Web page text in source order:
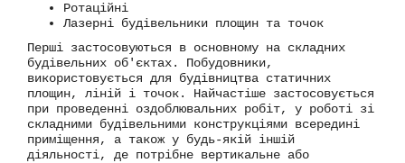
Ротаційні
Лазерні будівельники площин та точок
Перші застосовуються в основному на складних
будівельних об'єктах. Побудовники,
використовується для будівництва статичних
площин, ліній і точок. Найчастіше застосовується
при проведенні оздоблювальних робіт, у роботі зі
складними будівельними конструкціями всередині
приміщення, а також у будь-якій іншій
діяльності, де потрібне вертикальне або